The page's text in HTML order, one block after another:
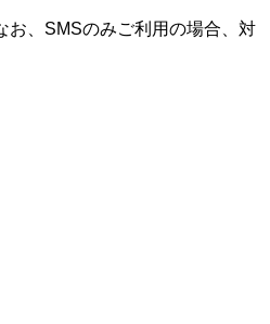
、 SMSのみご利用の場合、対